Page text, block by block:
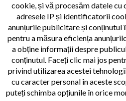
Drumeție prin satul Potamia,
30 de atracţii turistice care te
Centrul şi Sudul Banatului Istoric
© 2026CĂLĂTORII CU IZ
cookie, și vă procesăm datele cu
adresele IP și identificatorii
anunțurile publicitare și conținutul
pentru a măsura eficiența
a obține informații despre
conținutul. Faceți clic mai jos
privind utilizarea acestei
cu caracter personal în aceste
puteți schimba opțiunile în orice